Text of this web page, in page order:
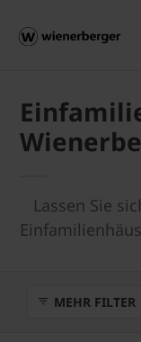
Lassen Sie
MEHR FILTER